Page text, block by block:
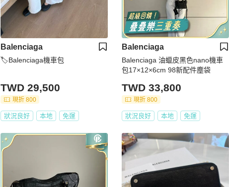
Balenciaga
🏷Balenciaga機車包
TWD 29,500
現折 800
狀況良好 本地 免運
Balenciaga
Balenciaga 油蠟皮黑色nano機車
包17×12×6cm 98新配件塵袋
TWD 33,800
現折 800
狀況良好 本地 免運